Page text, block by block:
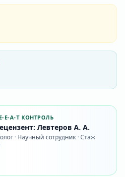
A-T КОНТРОЛЬ
Левтеров А. А.
· Научный сотрудник · Стаж